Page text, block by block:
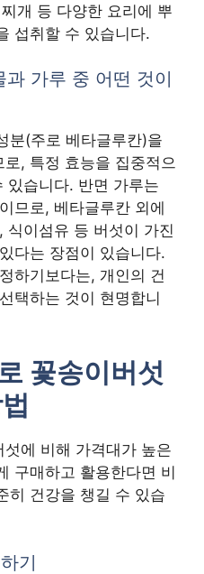
개 등 다양한 요리에 뿌
섭취할 수 있습니다.
가루 중 어떤 것이
분(주로 베타글루칸)을
, 특정 효능을 집중적으
있습니다. 반면 가루는
므로, 베타글루칸 외에
식이섬유 등 버섯이 가진
다는 장점이 있습니다.
하기보다는, 개인의 건
택하는 것이 현명합니
꽃송이버섯
에 비해 가격대가 높은
구매하고 활용한다면 비
히 건강을 챙길 수 있습
기